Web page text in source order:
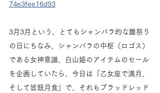
74e3fee16d93
3月3月という、とてもシャンバラ的な雛祭り
の日にちなみ、シャンバラの中枢（ロゴス）
である女神意識、白山姫のアイテムのセール
を企画していたら、今日は「乙女座で満月、
そして皆既月食」で、それもブラッドレッド